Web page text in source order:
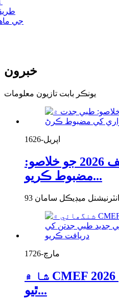
جي
خبرون
يونڪر بابت تازيون معلومات
اپريل-1626
سي ايم اي ايف 2026 جو خلاصو:
مضبوط ڪريو...
مارچ-1726
شا ۾ CMEF 2026 ۾ اسان سان شامل
ٿيو...